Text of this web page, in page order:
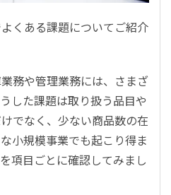
くある課題についてご紹介
務や管理業務には、さまざ
した課題は取り扱う品目や
でなく、少ない商品数の在
小規模事業でも起こり得ま
項目ごとに確認してみまし